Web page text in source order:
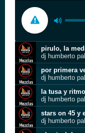
pirulo, la
dj humberto
dj humberto
la tusa y ritmo
dj humberto
stars on 45 y
dj humberto